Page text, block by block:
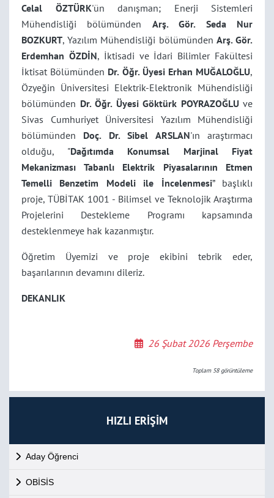
HIZLI ERİŞİM
Aday Öğrenci
OBİSİS
Celal ÖZTÜRK'ün danışman; Enerji Sistemleri
Mühendisliği bölümünden Arş. Gör. Seda Nur
BOZKURT, Yazılım Mühendisliği bölümünden Arş. Gör.
Erdemhan ÖZDİN, İktisadi ve İdari Bilimler Fakültesi
İktisat Bölümünden Dr. Öğr. Üyesi Erhan MUĞALOĞLU,
Özyeğin Üniversitesi Elektrik-Elektronik Mühendisliği
bölümünden Dr. Öğr. Üyesi Göktürk POYRAZOĞLUve
Sivas Cumhuriyet Üniversitesi Yazılım Mühendisliği
bölümünden Doç. Dr. Sibel ARSLAN'ın araştırmacı
olduğu, "Dağıtımda Konumsal Marjinal Fiyat
Mekanizması Tabanlı Elektrik Piyasalarının Etmen
Temelli Benzetim Modeli ile İncelenmesi” başlıklı
proje, TÜBİTAK 1001 - Bilimsel ve Teknolojik Araştırma
Projelerini Destekleme Programı kapsamında
desteklenmeye hak kazanmıştır.
Öğretim Üyemizi ve proje ekibini tebrik eder,
başarılarının devamını dileriz.
DEKANLIK
26 Şubat 2026 Perşembe
Toplam 58görüntüleme